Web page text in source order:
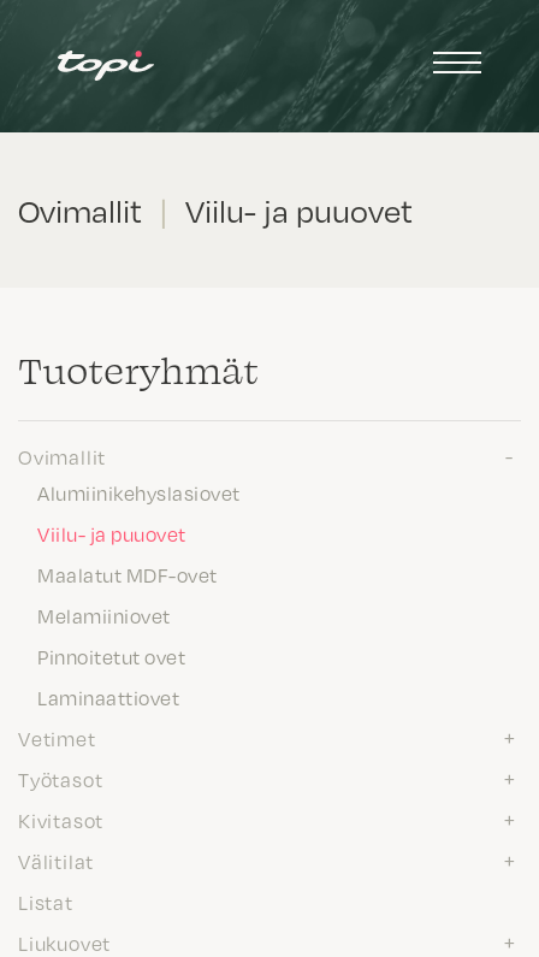
Ovimallit | Viilu- ja puuovet
Tuote­ryhmät
Ovimallit
Alumiinikehyslasiovet
Viilu- ja puuovet
Maalatut MDF-ovet
Melamiiniovet
Pinnoitetut ovet
Laminaattiovet
Vetimet
Työtasot
Kivitasot
Välitilat
Listat
Liukuovet